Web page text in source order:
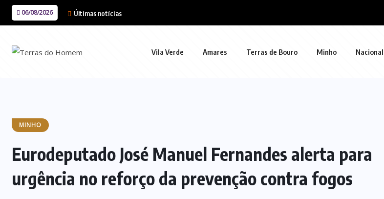
06/08/2026 Últimas notícias
Vila Verde Amares Terras de Bouro Minho Nacional
MINHO
Eurodeputado José Manuel Fernandes alerta para
urgência no reforço da prevenção contra fogos